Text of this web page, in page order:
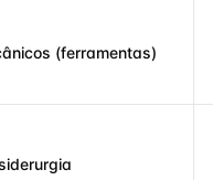
(ferramentas)